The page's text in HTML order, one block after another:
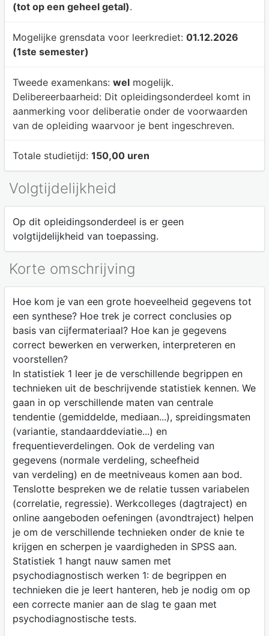
(tot op een geheel getal).
Mogelijke grensdata voor leerkrediet: 01.12.2026
(1ste semester)
Tweede examenkans: welmogelijk.
Delibereerbaarheid: Dit opleidingsonderdeel komt in
aanmerking voor deliberatie onder de voorwaarden
van de opleiding waarvoor je bent ingeschreven.
Totale studietijd: 150,00 uren
Volgtijdelijkheid
Op dit opleidingsonderdeel is er geen
volgtijdelijkheid van toepassing.
Korte omschrijving
Hoe kom je van een grote hoeveelheid gegevens tot
een synthese? Hoe trek je correct conclusies op
basis van cijfermateriaal? Hoe kan je gegevens
correct bewerken en verwerken, interpreteren en
voorstellen?
In statistiek 1 leer je de verschillende begrippen en
technieken uit de beschrijvende statistiek kennen. We
gaan in op verschillende maten van centrale
tendentie (gemiddelde, mediaan...), spreidingsmaten
(variantie, standaarddeviatie...) en
frequentieverdelingen. Ook de verdeling van
gegevens (normale verdeling, scheefheid
van verdeling) en de meetniveaus komen aan bod.
Tenslotte bespreken we de relatie tussen variabelen
(correlatie, regressie). Werkcolleges (dagtraject) en
online aangeboden oefeningen (avondtraject) helpen
je om de verschillende technieken onder de knie te
krijgen en scherpen je vaardigheden in SPSS aan.
Statistiek 1 hangt nauw samen met
psychodiagnostisch werken 1: de begrippen en
technieken die je leert hanteren, heb je nodig om op
een correcte manier aan de slag te gaan met
psychodiagnostische tests.